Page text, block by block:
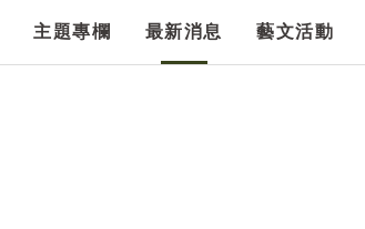
主題專欄 最新消息 藝文活動